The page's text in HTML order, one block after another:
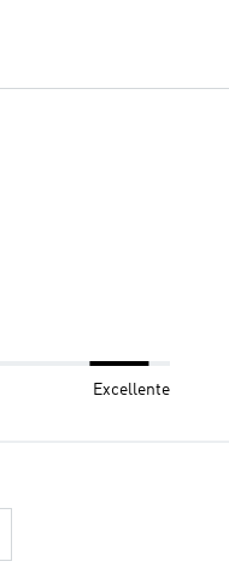
Excellente